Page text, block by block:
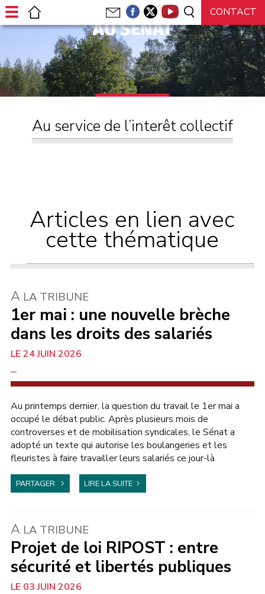
AU SÉNAT
Au service de l’interêt collectif
Articles en lien avec
cette thématique
ÀLA TRIBUNE
1er mai : une nouvelle brèche
dans les droits des salariés
24 JUIN 2026
Au printemps dernier, la question du travail le 1er mai a
occupé le débat public. Après plusieurs mois de
controverses et de mobilisation syndicales, le Sénat a
adopté un texte qui autorise les boulangeries et les
fleuristes à faire travailler leurs salariés ce jour-là
PARTAGER LIRE LA SUITE
ÀLA TRIBUNE
Projet de loi RIPOST : entre
sécurité et libertés publiques
03 JUIN 2026